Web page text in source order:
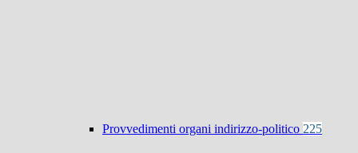
Provvedimenti organi indirizzo-politico 225